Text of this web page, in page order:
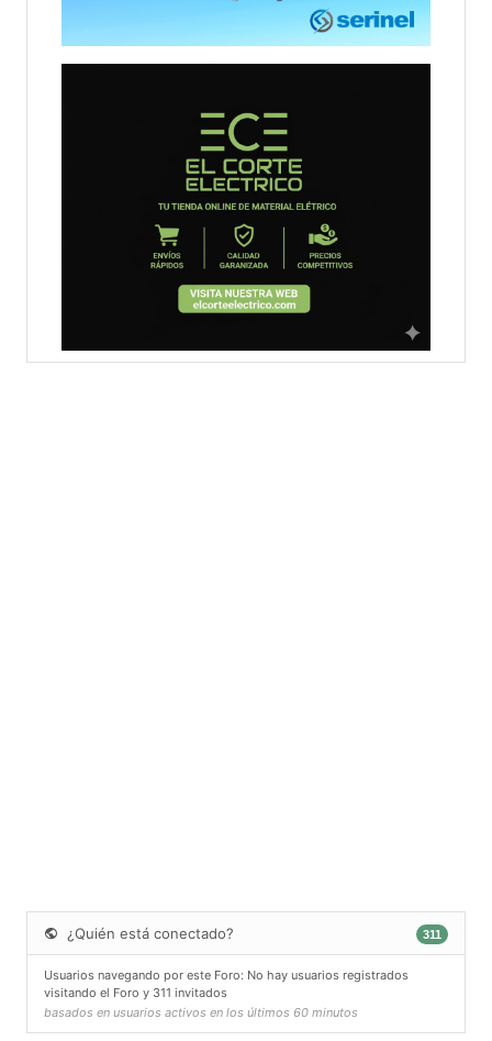
¿Quién está conectado? 311
Usuarios navegando por este Foro: No hay usuarios registrados
visitando el Foro y 311 invitados
basados en usuarios activos en los últimos 60 minutos